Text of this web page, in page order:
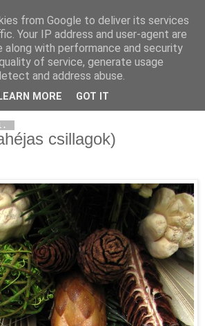
csillagok)
from Google to deliver its services
Your IP address and user-agent are
along with performance and security
of service, generate usage
and address abuse.
LEARN MORE GOT IT